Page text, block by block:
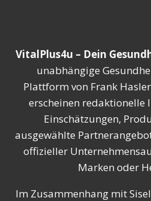
VitalPlus4u – Dein
unabhängige
Plattform von Frank
erscheinen redaktionelle
Einschätzungen,
ausgewählte
offizieller
Marken oder
Im Zusammenhang mit